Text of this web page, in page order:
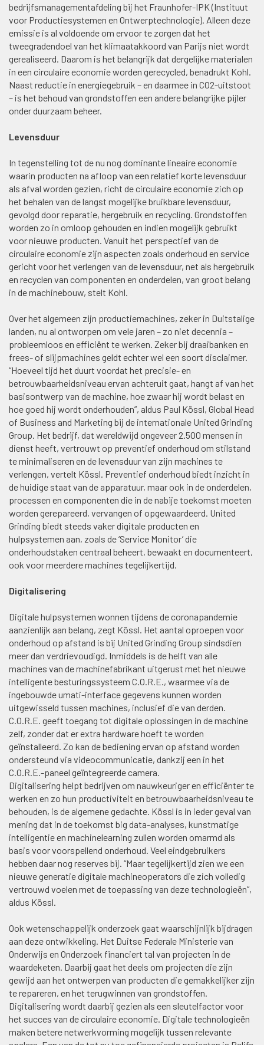
bedrijfsmanagementafdeling bij het Fraunhofer-IPK (Instituut
voor Productiesystemen en Ontwerptechnologie). Alleen deze
emissie is al voldoende om ervoor te zorgen dat het
tweegradendoel van het klimaatakkoord van Parijs niet wordt
gerealiseerd. Daarom is het belangrijk dat dergelijke materialen
in een circulaire economie worden gerecycled, benadrukt Kohl.
Naast reductie in energiegebruik – en daarmee in CO2-uitstoot
– is het behoud van grondstoffen een andere belangrijke pijler
onder duurzaam beheer.
Levensduur
In tegenstelling tot de nu nog dominante lineaire economie
waarin producten na afloop van een relatief korte levensduur
als afval worden gezien, richt de circulaire economie zich op
het behalen van de langst mogelijke bruikbare levensduur,
gevolgd door reparatie, hergebruik en recycling. Grondstoffen
worden zo in omloop gehouden en indien mogelijk gebruikt
voor nieuwe producten. Vanuit het perspectief van de
circulaire economie zijn aspecten zoals onderhoud en service
gericht voor het verlengen van de levensduur, net als hergebruik
en recyclen van componenten en onderdelen, van groot belang
in de machinebouw, stelt Kohl.
Over het algemeen zijn productiemachines, zeker in Duitstalige
landen, nu al ontworpen om vele jaren – zo niet decennia –
probleemloos en efficiënt te werken. Zeker bij draaibanken en
frees- of slijpmachines geldt echter wel een soort disclaimer.
“Hoeveel tijd het duurt voordat het precisie- en
betrouwbaarheidsniveau ervan achteruit gaat, hangt af van het
basisontwerp van de machine, hoe zwaar hij wordt belast en
hoe goed hij wordt onderhouden”, aldus Paul Kössl, Global Head
of Business and Marketing bij de internationale United Grinding
Group. Het bedrijf, dat wereldwijd ongeveer 2.500 mensen in
dienst heeft, vertrouwt op preventief onderhoud om stilstand
te minimaliseren en de levensduur van zijn machines te
verlengen, vertelt Kössl. Preventief onderhoud biedt inzicht in
de huidige staat van de apparatuur, maar ook in de onderdelen,
processen en componenten die in de nabije toekomst moeten
worden gerepareerd, vervangen of opgewaardeerd. United
Grinding biedt steeds vaker digitale producten en
hulpsystemen aan, zoals de ‘Service Monitor’ die
onderhoudstaken centraal beheert, bewaakt en documenteert,
ook voor meerdere machines tegelijkertijd.
Digitalisering
Digitale hulpsystemen wonnen tijdens de coronapandemie
aanzienlijk aan belang, zegt Kössl. Het aantal oproepen voor
onderhoud op afstand is bij United Grinding Group sindsdien
meer dan verdrievoudigd. Inmiddels is de helft van alle
machines van de machinefabrikant uitgerust met het nieuwe
intelligente besturingssysteem C.O.R.E., waarmee via de
ingebouwde umati-interface gegevens kunnen worden
uitgewisseld tussen machines, inclusief die van derden.
C.O.R.E. geeft toegang tot digitale oplossingen in de machine
zelf, zonder dat er extra hardware hoeft te worden
geïnstalleerd. Zo kan de bediening ervan op afstand worden
ondersteund via videocommunicatie, dankzij een in het
C.O.R.E.-paneel geïntegreerde camera.
Digitalisering helpt bedrijven om nauwkeuriger en efficiënter te
werken en zo hun productiviteit en betrouwbaarheidsniveau te
behouden, is de algemene gedachte. Kössl is in ieder geval van
mening dat in de toekomst big data-analyses, kunstmatige
intelligentie en machinelearning zullen worden omarmd als
basis voor voorspellend onderhoud. Veel eindgebruikers
hebben daar nog reserves bij. “Maar tegelijkertijd zien we een
nieuwe generatie digitale machineoperators die zich volledig
vertrouwd voelen met de toepassing van deze technologieën”,
aldus Kössl.
Ook wetenschappelijk onderzoek gaat waarschijnlijk bijdragen
aan deze ontwikkeling. Het Duitse Federale Ministerie van
Onderwijs en Onderzoek financiert tal van projecten in de
waardeketen. Daarbij gaat het deels om projecten die zijn
gewijd aan het ontwerpen van producten die gemakkelijker zijn
te repareren, en het terugwinnen van grondstoffen.
Digitalisering wordt daarbij gezien als een sleutelfactor voor
het succes van de circulaire economie. Digitale technologieën
maken betere netwerkvorming mogelijk tussen relevante